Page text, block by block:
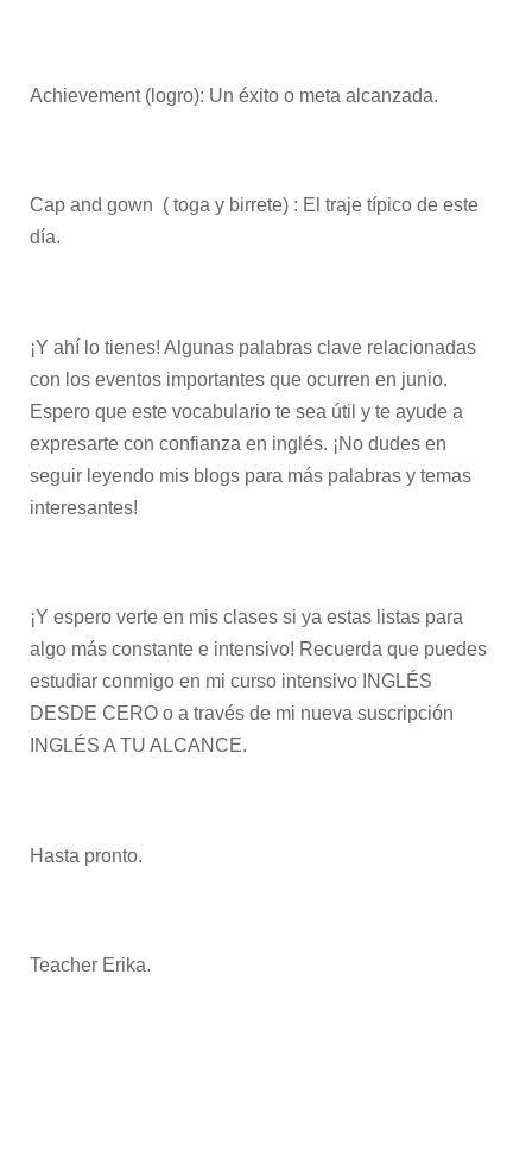
Achievement (logro): Un éxito o meta alcanzada.
Cap and gown ( toga y birrete) : El traje típico de este
día.
¡Y ahí lo tienes! Algunas palabras clave relacionadas
con los eventos importantes que ocurren en junio.
Espero que este vocabulario te sea útil y te ayude a
expresarte con confianza en inglés. ¡No dudes en
seguir leyendo mis blogs para más palabras y temas
interesantes!
¡Y espero verte en mis clases si ya estas listas para
algo más constante e intensivo! Recuerda que puedes
estudiar conmigo en mi curso intensivo INGLÉS
DESDE CERO o a través de mi nueva suscripción
INGLÉS A TU ALCANCE.
Hasta pronto.
Teacher Erika.